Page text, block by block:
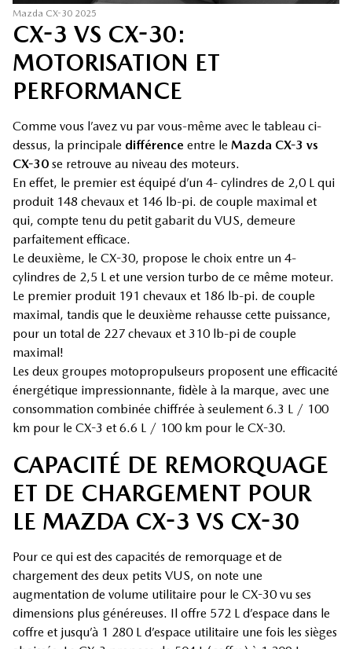
Mazda CX-30 2025
CX-3 VS CX-30:
MOTORISATION ET
PERFORMANCE
Comme vous l’avez vu par vous-même avec le tableau ci-
dessus, la principale différence entre le Mazda CX-3 vs
CX-30 se retrouve au niveau des moteurs.
En effet, le premier est équipé d’un 4- cylindres de 2,0 L qui
produit 148 chevaux et 146 lb-pi. de couple maximal et
qui, compte tenu du petit gabarit du VUS, demeure
parfaitement efficace.
Le deuxième, le CX-30, propose le choix entre un 4-
cylindres de 2,5 L et une version turbo de ce même moteur.
Le premier produit 191 chevaux et 186 lb-pi. de couple
maximal, tandis que le deuxième rehausse cette puissance,
pour un total de 227 chevaux et 310 lb-pi de couple
maximal!
Les deux groupes motopropulseurs proposent une efficacité
énergétique impressionnante, fidèle à la marque, avec une
consommation combinée chiffrée à seulement 6.3 L / 100
km pour le CX-3 et 6.6 L / 100 km pour le CX-30.
CAPACITÉ DE REMORQUAGE
ET DE CHARGEMENT POUR
LE MAZDA CX-3 VS CX-30
Pour ce qui est des capacités de remorquage et de
chargement des deux petits VUS, on note une
augmentation de volume utilitaire pour le CX-30 vu ses
dimensions plus généreuses. Il offre 572 L d’espace dans le
coffre et jusqu’à 1 280 L d’espace utilitaire une fois les sièges